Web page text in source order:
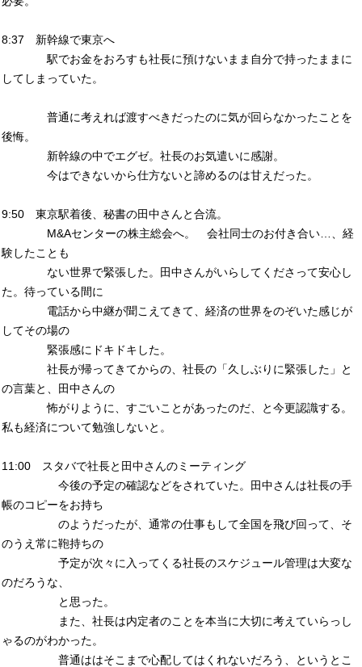
8:37 新幹線で東京へ
駅でお金をおろすも社長に預けないまま自分で持ったままに
してしまっていた。
普通に考えれば渡すべきだったのに気が回らなかったことを
後悔。
新幹線の中でエグゼ。社長のお気遣いに感謝。
今はできないから仕方ないと諦めるのは甘えだった。
9:50 東京駅着後、秘書の田中さんと合流。
M&Aセンターの株主総会へ。 会社同士のお付き合い…、経
験したことも
ない世界で緊張した。田中さんがいらしてくださって安心し
た。待っている間に
電話から中継が聞こえてきて、経済の世界をのぞいた感じが
してその場の
緊張感にドキドキした。
社長が帰ってきてからの、社長の「久しぶりに緊張した」と
の言葉と、田中さんの
怖がりように、すごいことがあったのだ、と今更認識する。
私も経済について勉強しないと。
11:00 スタバで社長と田中さんのミーティング
今後の予定の確認などをされていた。田中さんは社長の手
帳のコピーをお持ち
のようだったが、通常の仕事もして全国を飛び回って、そ
のうえ常に鞄持ちの
予定が次々に入ってくる社長のスケジュール管理は大変な
のだろうな、
と思った。
また、社長は内定者のことを本当に大切に考えていらっし
ゃるのがわかった。
普通ははそこまで心配してはくれないだろう、というとこ